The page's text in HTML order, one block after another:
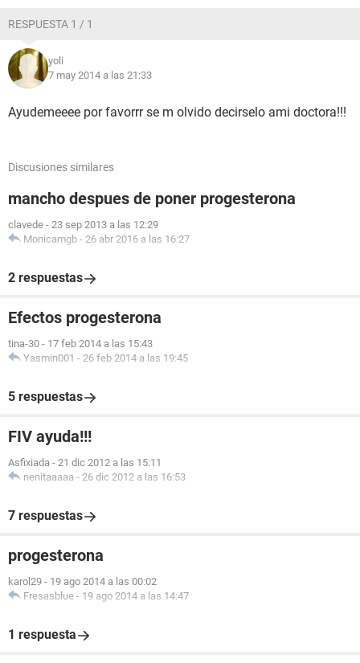
RESPUESTA 1 / 1
yoli
7 may 2014 a las 21:33
Ayudemeeee por favorrr se m olvido decirselo ami doctora!!!
Discusiones similares
mancho despues de poner progesterona
clavede - 23 sep 2013 a las 12:29
Monicamgb - 26 abr 2016 a las 16:27
2 respuestas
Efectos progesterona
tina-30 - 17 feb 2014 a las 15:43
Yasmin001 - 26 feb 2014 a las 19:45
5 respuestas
FIV ayuda!!!
Asfixiada - 21 dic 2012 a las 15:11
nenitaaaaa - 26 dic 2012 a las 16:53
7 respuestas
progesterona
karol29 - 19 ago 2014 a las 00:02
Fresasblue - 19 ago 2014 a las 14:47
1 respuesta